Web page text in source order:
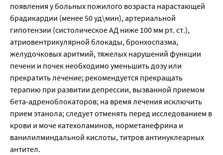
появления у больных пожилого возраста нарастающей
брадикардии (менее 50 уд\мин), артериальной
гипотензии (систолическое АД ниже 100 мм рт. ст.),
атриовентрикулярной блокады, бронхоспазма,
желудочковых аритмий, тяжелых нарушений функции
печени и почек необходимо уменьшить дозу или
прекратить лечение; рекомендуется прекращать
терапию при развитии депрессии, вызванной приемом
бета-адреноблокаторов; на время лечения исключить
прием этанола; следует отменять перед исследованием в
крови и моче катехоламинов, норметанефрина и
ванилилминдальной кислоты, титров антинуклеарных
антител.